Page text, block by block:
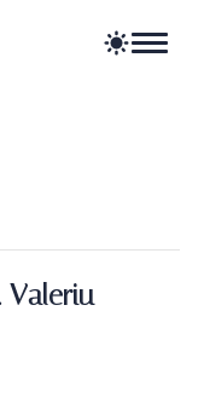
Valeriu